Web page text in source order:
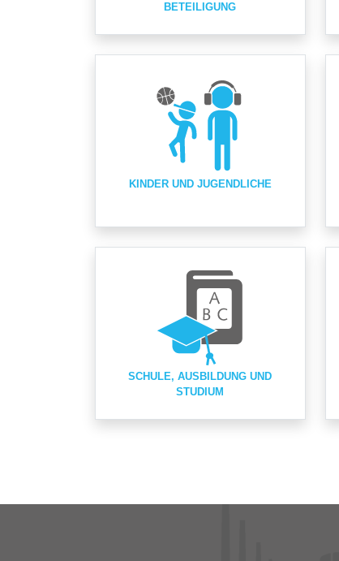
BETEILIGUNG
KINDER UND JUGENDLICHE
SCHULE, AUSBILDUNG UND
STUDIUM